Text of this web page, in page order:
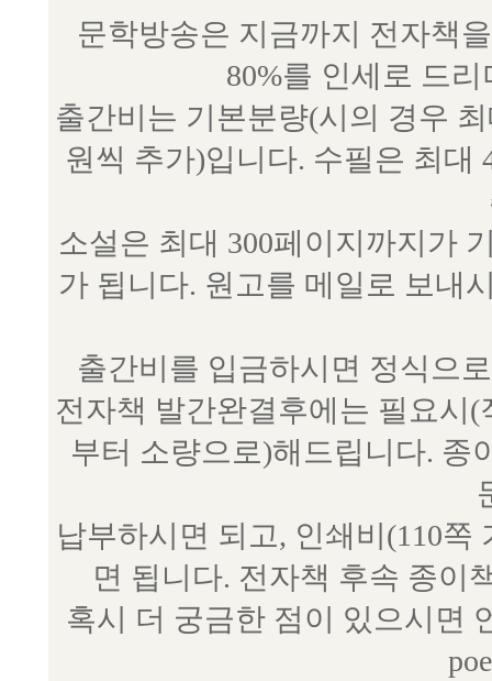
문학방송은 지금까지 전자책
80%를 인세로 드
출간비는 기본분량(시의 경우
원씩 추가)입니다. 수필은 최대
소설은 최대 300페이지까지가
가 됩니다. 원고를 메일로 보내
출간비를 입금하시면 정식으
전자책 발간완결후에는 필요시
부터 소량으로)해드립니다. 종
납부하시면 되고, 인쇄비(110
면 됩니다. 전자책 후속 종이
혹시 더 궁금한 점이 있으시면